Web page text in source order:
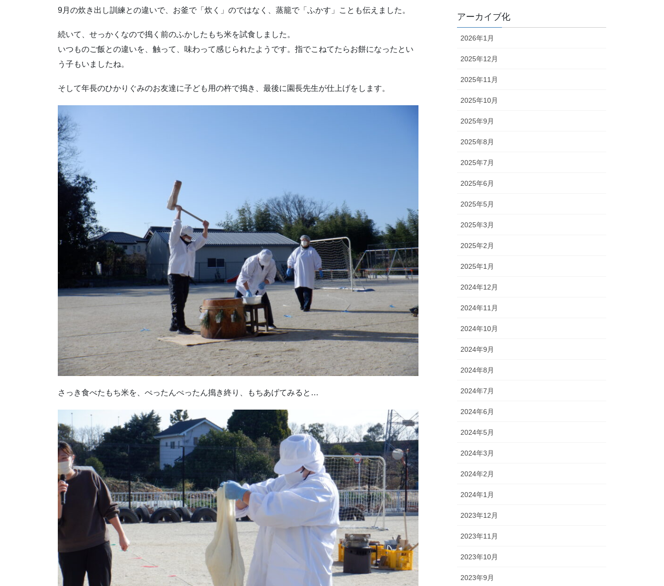
9月の炊き出し訓練との違いで、お釜で「炊く」のではなく、蒸籠で「ふかす」ことも伝えました。
続いて、せっかくなので搗く前のふかしたもち米を試食しました。
いつものご飯との違いを、触って、味わって感じられたようです。指でこねてたらお餅になったとい
う子もいましたね。
そして年長のひかりぐみのお友達に子ども用の杵で搗き、最後に園長先生が仕上げをします。
さっき食べたもち米を、ぺったんぺったん搗き終り、もちあげてみると…
アーカイブ化
2026年1月
2025年12月
2025年11月
2025年10月
2025年9月
2025年8月
2025年7月
2025年6月
2025年5月
2025年3月
2025年2月
2025年1月
2024年12月
2024年11月
2024年10月
2024年9月
2024年8月
2024年7月
2024年6月
2024年5月
2024年3月
2024年2月
2024年1月
2023年12月
2023年11月
2023年10月
2023年9月